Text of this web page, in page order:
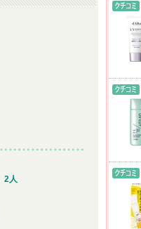
2人